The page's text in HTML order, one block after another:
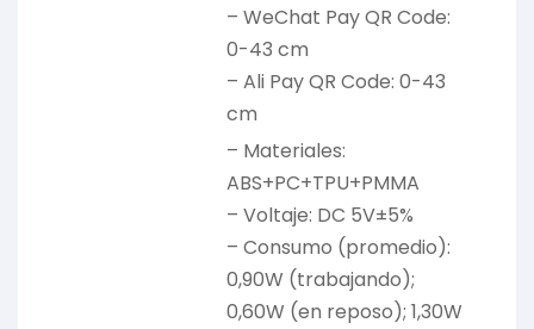
– WeChat Pay QR Code:
0-43 cm
– Ali Pay QR Code: 0-43
cm
– Materiales:
ABS+PC+TPU+PMMA
– Voltaje: DC 5V±5%
– Consumo (promedio):
0,90W (trabajando);
0,60W (en reposo); 1,30W